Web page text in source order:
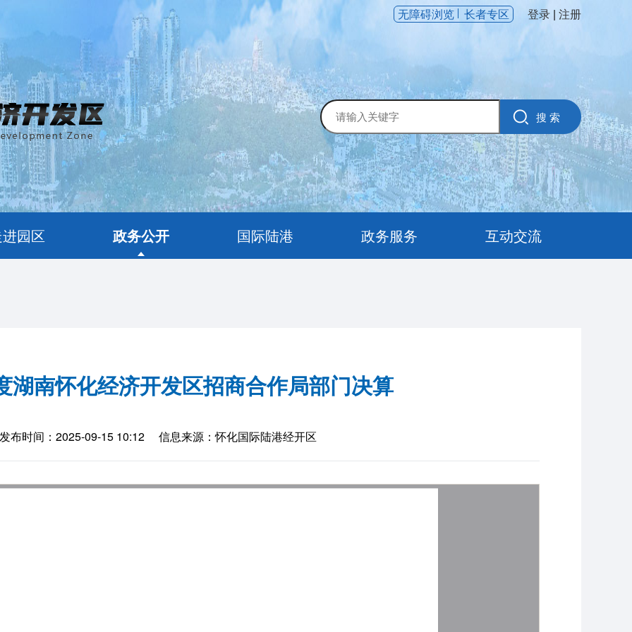
无障碍浏览 长者专区 登录 | 注册
园区 政务公开 国际陆港 政务服务 互动交流
湖南怀化经济开发区招商合作局部门决算
发布时间：2025-09-15 10:12 信息来源：怀化国际陆港经开区